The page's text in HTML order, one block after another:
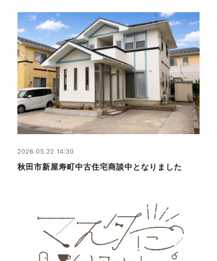
2026.05.22 14:30
秋田市新屋寿町中古住宅商談中となりました